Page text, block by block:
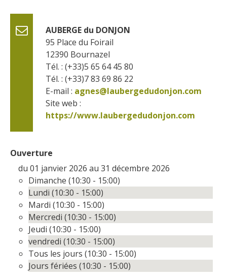
AUBERGE du DONJON
95 Place du Foirail
12390 Bournazel
Tél. : (+33)5 65 64 45 80
Tél. : (+33)7 83 69 86 22
E-mail : agnes@laubergedudonjon.com
https://www.laubergedudonjon.com
Ouverture
du 01 janvier 2026 au 31 décembre 2026
Dimanche (10:30 - 15:00)
Lundi (10:30 - 15:00)
Mardi (10:30 - 15:00)
Mercredi (10:30 - 15:00)
Jeudi (10:30 - 15:00)
vendredi (10:30 - 15:00)
Tous les jours (10:30 - 15:00)
Jours fériées (10:30 - 15:00)